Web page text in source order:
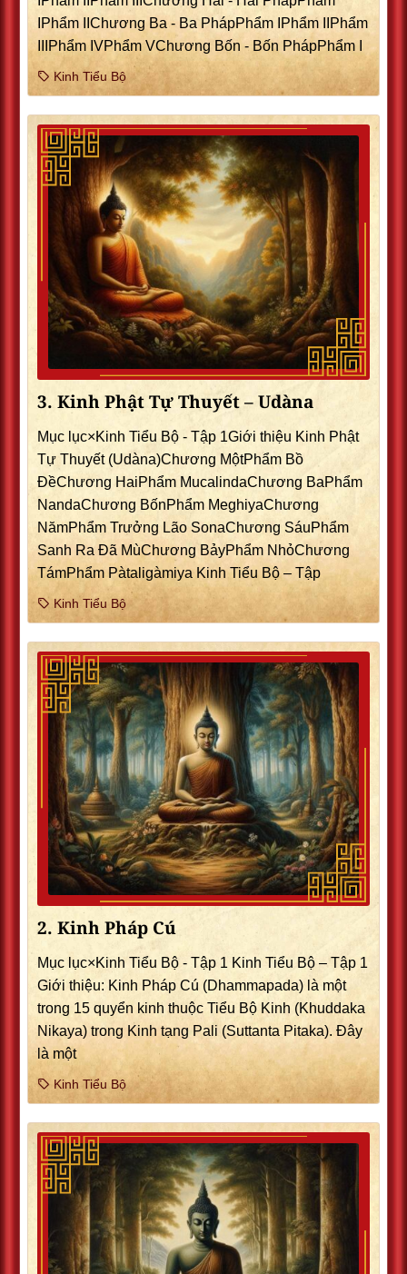
IPhẩm IIChương Ba - Ba PhápPhẩm IPhẩm IIPhẩm
IIIPhẩm IVPhẩm VChương Bốn - Bốn PhápPhẩm I
Kinh Tiểu Bộ
3. Kinh Phật Tự Thuyết – Udàna
Mục lục×Kinh Tiểu Bộ - Tập 1Giới thiệu Kinh Phật
Tự Thuyết (Udàna)Chương MộtPhẩm Bồ
ÐềChương HaiPhẩm MucalindaChương BaPhẩm
NandaChương BốnPhẩm MeghiyaChương
NămPhẩm Trưởng Lão SonaChương SáuPhẩm
Sanh Ra Ðã MùChương BảyPhẩm NhỏChương
TámPhẩm Pàtaligàmiya Kinh Tiểu Bộ – Tập
Kinh Tiểu Bộ
2. Kinh Pháp Cú
Mục lục×Kinh Tiểu Bộ - Tập 1 Kinh Tiểu Bộ – Tập 1
Giới thiệu: Kinh Pháp Cú (Dhammapada) là một
trong 15 quyển kinh thuộc Tiểu Bộ Kinh (Khuddaka
Nikaya) trong Kinh tạng Pali (Suttanta Pitaka). Ðây
là một
Kinh Tiểu Bộ